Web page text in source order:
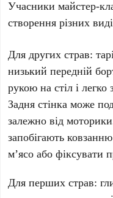
Учасники майстер-
створення різних
Для других страв:
низький передній
рукою на стіл і легко
Задня стінка може
залежно від
запобігають
м’ясо або фіксувати
Для перших страв: